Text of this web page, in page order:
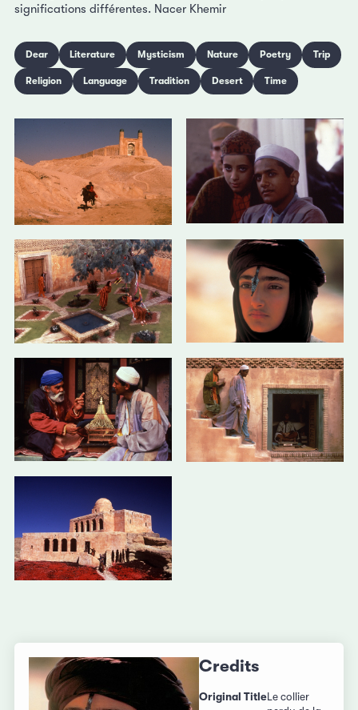
significations différentes. Nacer Khemir
Dear Literature Mysticism Nature Poetry Trip
Religion Language Tradition Desert Time
Credits
Original Title Le collier